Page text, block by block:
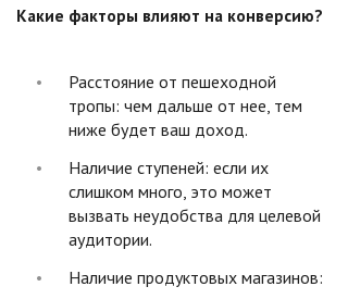
Какие факторы влияют на конверсию?
Расстояние от пешеходной
тропы: чем дальше от нее, тем
ниже будет ваш доход.
Наличие ступеней: если их
слишком много, это может
вызвать неудобства для целевой
аудитории.
Наличие продуктовых магазинов: